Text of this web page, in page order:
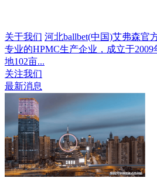
关于我们 河北ballbet(中国)艾弗森官
专业的HPMC生产企业，成立于
地102亩...
关注我们
最新消息